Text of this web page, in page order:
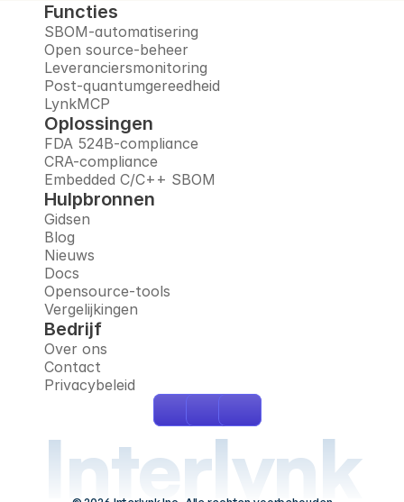
Functies
SBOM-automatisering
Open source-beheer
Leveranciersmonitoring
Post-quantumgereedheid
LynkMCP
Oplossingen
FDA 524B-compliance
CRA-compliance
Embedded C/C++ SBOM
Hulpbronnen
Gidsen
Blog
Nieuws
Docs
Opensource-tools
Vergelijkingen
Bedrijf
Over ons
Contact
Privacybeleid
Interlynk